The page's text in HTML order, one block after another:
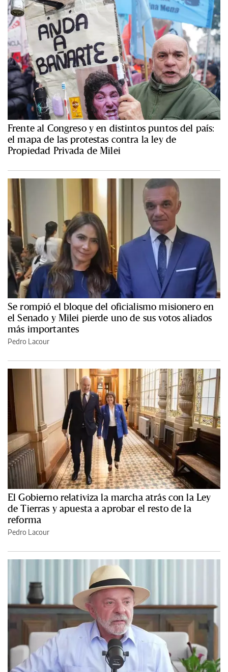
Frente al Congreso y en distintos puntos del país:
el mapa de las protestas contra la ley de
Propiedad Privada de Milei
Se rompió el bloque del oficialismo misionero en
el Senado y Milei pierde uno de sus votos aliados
más importantes
Pedro Lacour
El Gobierno relativiza la marcha atrás con la Ley
de Tierras y apuesta a aprobar el resto de la
reforma
Pedro Lacour